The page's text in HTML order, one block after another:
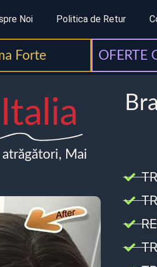
Noi Politica de Retur
Forte OFERTE
Italia
Mai